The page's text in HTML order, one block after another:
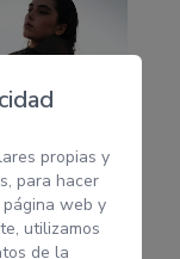
propias y
para hacer
web y
utilizamos
de la